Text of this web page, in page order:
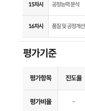
15차시 공정능력 분석
16차시 품질 및 공정개선
평가기준
평가항목 진도율
평가비율 -